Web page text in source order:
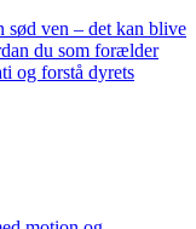
sød ven – det kan blive
du som forælder
og forstå dyrets